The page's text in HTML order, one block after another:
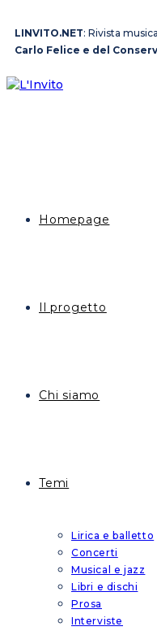
LINVITO.NET: Rivista
Carlo Felice e del
Homepage
Il progetto
Chi siamo
Temi
Lirica e balletto
Concerti
Musical e jazz
Libri e dischi
Prosa
Interviste